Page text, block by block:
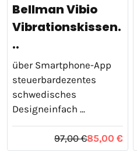
Bellman Vibio
Vibrationskissen.
..
über Smartphone-App
steuerbardezentes
schwedisches
Designeinfach ...
97,00 €85,00 €